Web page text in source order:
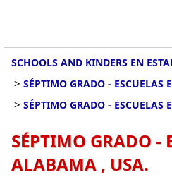
SCHOOLS AND KINDERS EN
> SÉPTIMO GRADO - ESCUELAS
> SÉPTIMO GRADO - ESCUELAS
SÉPTIMO GRADO -
ALABAMA , USA.